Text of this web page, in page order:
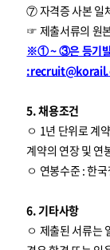
⑦ 자격증 사본 일
☞ 제출서류의 원
※① ~ ③은 등기발
5. 채용조건
ㅇ 1년 단위로 계
계약의 연장 및 연
ㅇ 연봉수준 : 한
6. 기타사항
ㅇ 제출된 서류는